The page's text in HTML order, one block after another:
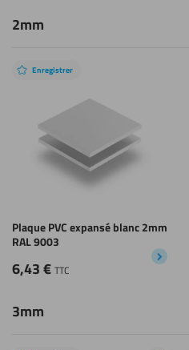
2mm
Enregistrer
Plaque PVC expansé blanc 2mm
RAL 9003
6,43€ TTC
3mm